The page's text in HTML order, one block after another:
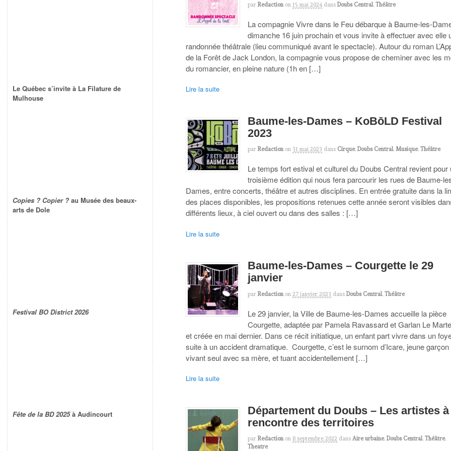
par Redaction on 15 mai 2024 dans Doubs Central,Théâtre
La compagnie Vivre dans le Feu débarque à Baume-les-
dimanche 16 juin prochain et vous invite à effectuer avec elle
randonnée théâtrale (lieu communiqué avant le spectacle). Autour du roman
de la Forêt de Jack London, la compagnie vous propose de cheminer avec les
du romancier, en pleine nature (1h en […]
Lire la suite
Baume-les-Dames – KoBōLD Festival
2023
par Redaction on 31 mai 2023 dans Cirque,Doubs Central,Musique,Théâtre
Le temps fort estival et culturel du Doubs Central revient pour
troisième édition qui nous fera parcourir les rues de Baume-
Dames, entre concerts, théâtre et autres disciplines. En entrée gratuite dans la
des places disponibles, les propositions retenues cette année seront visibles
différents lieux, à ciel ouvert ou dans des salles : […]
Lire la suite
Baume-les-Dames – Courgette le 29
janvier
par Redaction on 27 janvier 2023 dans Doubs Central,Théâtre
Le 29 janvier, la Ville de Baume-les-Dames accueille la pièce
Courgette, adaptée par Pamela Ravassard et Garlan Le
et créée en mai dernier. Dans ce récit initiatique, un enfant part vivre dans un
suite à un accident dramatique. Courgette, c’est le surnom d’Icare, jeune garçon
vivant seul avec sa mère, et tuant accidentellement […]
Lire la suite
Département du Doubs – Les artistes
rencontre des territoires
par Redaction on 8 septembre 2022 dans Aire urbaine,Doubs Central,Théâtre,
Theatre
Le Québec s’invite à La Filature de
Mulhouse
Copies ? Copier ? au Musée des beaux-
arts de Dole
Festival BO District 2026
Fête de la BD 2025à Audincourt